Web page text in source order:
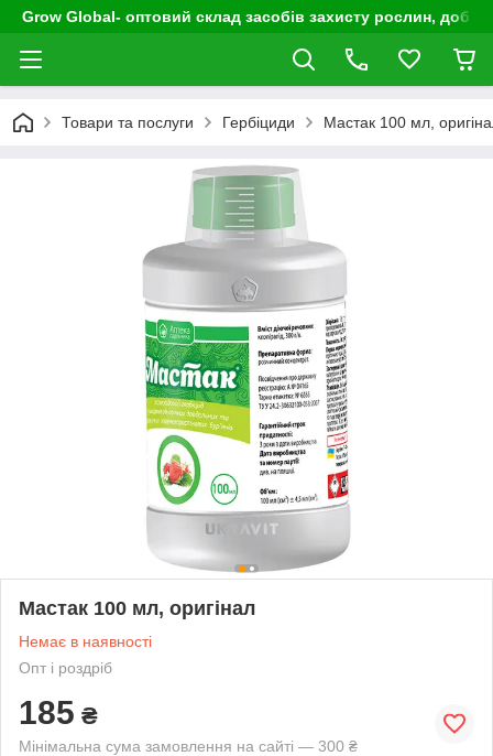
Grow Global- оптовий склад засобів захисту рослин,
Товари та послуги Гербіциди Мастак 100 мл,
Мастак 100 мл, оригінал
Немає в наявності
Опт і роздріб
185 ₴
Мінімальна сума замовлення на сайті — 300 ₴